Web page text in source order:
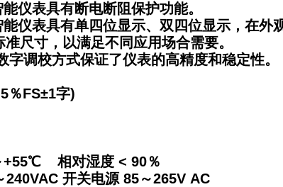
仪表具有断电断阻保护功能。
仪表具有单四位显示、双四位显示，在外
尺寸，以满足不同应用场合需要。
调校方式保证了仪表的高精度和稳定性。
FS±1字)
相对湿度 < 90％
开关电源 85～265V AC